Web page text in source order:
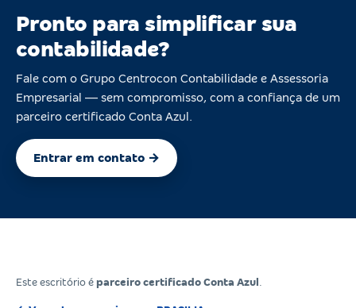
Pronto para simplificar sua
contabilidade?
Fale com o Grupo Centrocon Contabilidade e Assessoria
Empresarial — sem compromisso, com a confiança de um
parceiro certificado Conta Azul.
Entrar em contato →
Este escritório é parceiro certificado Conta Azul